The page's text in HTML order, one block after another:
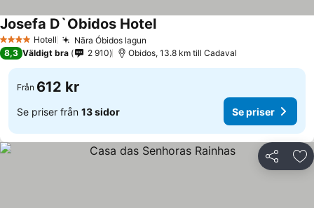
4 StjärnorHotell Nära Óbidos lagun
Josefa D`Obidos Hotel
8,3 Väldigt bra 2 910 Obidos, 13.8 km till Cadaval
Från 612 kr
Se priser från 13 sidor Se priser
Dela